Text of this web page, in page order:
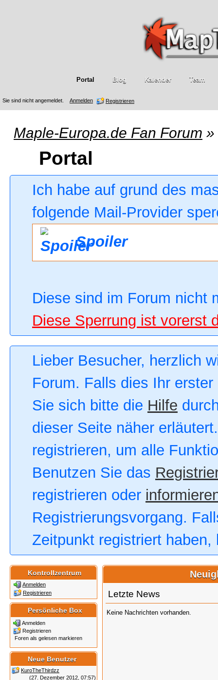
Sie sind nicht angemeldet. Anmelden Registrieren
Portal Blog Kalender Team
Maple-Europa.de Fan Forum »
Portal
Ich habe auf grund des
folgende Mail-Provider
Spoiler
Diese sind im Forum nicht
Diese Sperrung ist vorerst
Lieber Besucher, herzlich
Forum. Falls dies Ihr
Sie sich bitte die Hilfe
dieser Seite näher
registrieren, um alle
Benutzen Sie das
registrieren oder
Registrierungsvorgang.
Zeitpunkt registriert
Kontrollzentrum
Anmelden
Registrieren
Persönliche Box
Anmelden
Registrieren
Foren als gelesen markieren
Neue Benutzer
KuroTheThirdzz
(27. Dezember 2012, 07:57)
Letzte News
Keine Nachrichten vorhanden.